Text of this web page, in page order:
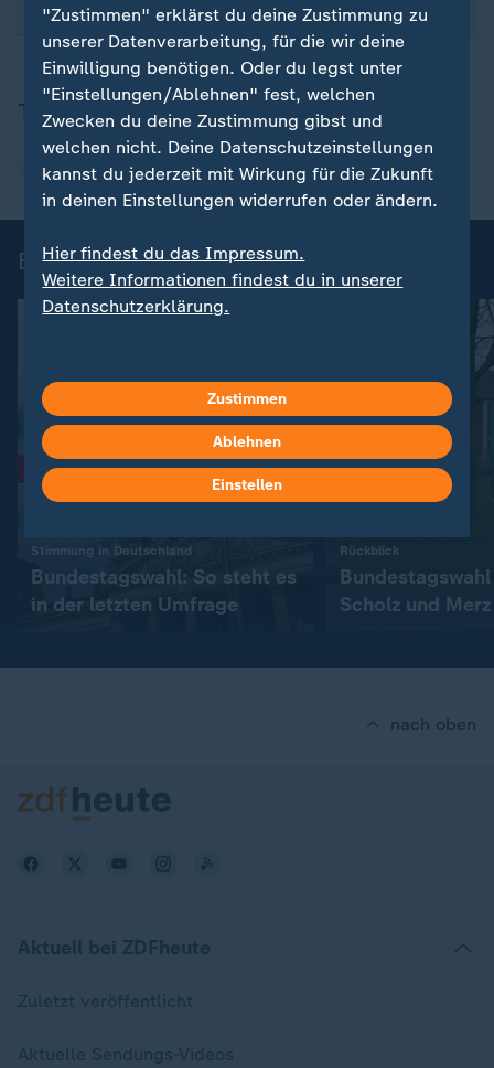
Themen
Bundestagswahl Bundestag Grüne
Bundestagswahl 2025
Stimmung in Deutschland
Bundestagswahl: So steht es
in der letzten Umfrage
Rückblick:
Scholz und
nach oben
"Zustimmen" erklärst du deine Zustimmung zu
unserer Datenverarbeitung, für die wir deine
Einwilligung benötigen. Oder du legst unter
"Einstellungen/Ablehnen" fest, welchen
Zwecken du deine Zustimmung gibst und
welchen nicht. Deine Datenschutzeinstellungen
kannst du jederzeit mit Wirkung für die Zukunft
in deinen Einstellungen widerrufen oder ändern.
Hier findest du das Impressum.
Weitere Informationen findest du in unserer
Datenschutzerklärung.
Zustimmen
Ablehnen
Einstellen